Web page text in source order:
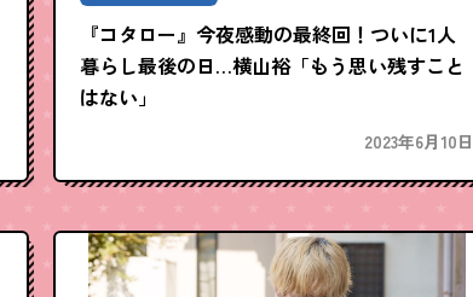
『コタロー』今夜感動の最終回！ついに1人
暮らし最後の日…横山裕「もう思い残すこと
はない」
2023年6月10日